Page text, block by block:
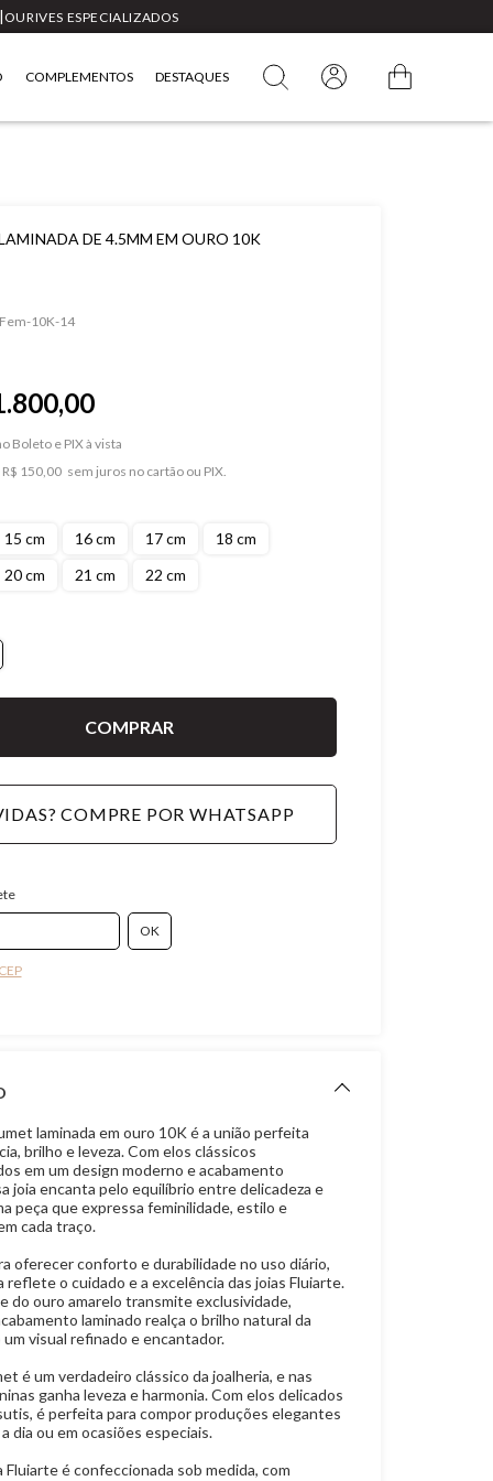
OURIVES ESPECIALIZADOS
COMPLEMENTOS DESTAQUES
DE 4.5MM EM OURO 10K
10K-14
Boleto e PIX
R$ 150,00
15 cm 16 cm 17 cm
18 cm
20 cm 21 cm 22 cm
COMPRE POR WHATSAPP
laminada em ouro 10K é a união perfeita
brilho e leveza. Com elos clássicos
em um design moderno e acabamento
joia encanta pelo equilíbrio entre delicadeza e
peça que expressa feminilidade, estilo e
cada traço.
oferecer conforto e durabilidade no uso diário,
reflete o cuidado e a excelência das joias Fluiarte.
do ouro amarelo transmite exclusividade,
laminado realça o brilho natural da
um visual refinado e encantador.
é um verdadeiro clássico da joalheria, e nas
ganha leveza e harmonia. Com elos delicados
é perfeita para compor produções elegantes
dia ou em ocasiões especiais.
Fluiarte é confeccionada sob medida, com